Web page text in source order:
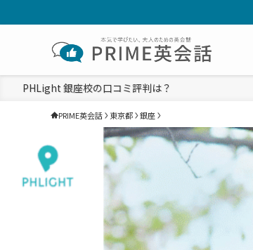
PHLight 銀座校の口コミ評判は？
PRIME英会話 東京都 銀座